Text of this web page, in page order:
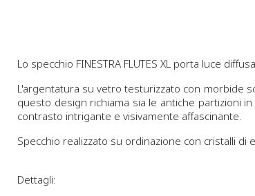
Lo specchio FINESTRA FLUTES XL porta luce
L'argentatura su vetro testurizzato con morbide
questo design richiama sia le antiche partizioni
contrasto intrigante e visivamente affascinante.
Specchio realizzato su ordinazione con cristalli di
Dettagli: